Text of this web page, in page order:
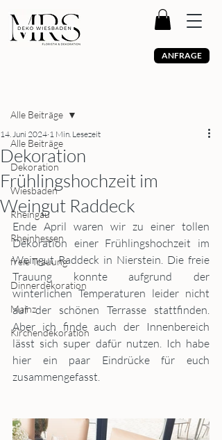
ANFRAGE
Alle Beiträge
Dekoration
Wiesbaden
Rheingau
Rheinhessen
freie Trauung
Dinnerdekoration
Mainz
Kirchendekoration
Alle Beiträge
Dekoration
Frühlingshochzeit im
Weingut Raddeck
14. Juni 2024 1 Min. Lesezeit
Ende April waren wir zu einer tollen
Dekoration einer Frühlingshochzeit im
Weingut Raddeck in Nierstein. Die freie
Trauung konnte aufgrund der
winterlichen Temperaturen leider nicht
auf der schönen Terrasse stattfinden.
Aber ich finde auch der Innenbereich
lässt sich super dafür nutzen. Ich habe
hier ein paar Eindrücke für euch
zusammengefasst.